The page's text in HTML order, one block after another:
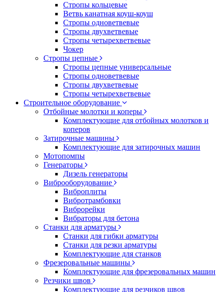
Стропы кольцевые
Ветвь канатная коуш-коуш
Стропы одноветвевые
Стропы двухветвевые
Стропы четырехветвевые
Чокер
Стропы цепные
Стропы цепные универсальные
Стропы одноветвевые
Стропы двухветвевые
Стропы четырехветвевые
Строительное оборудование
Отбойные молотки и коперы
Комплектующие для отбойных молотков и
коперов
Затирочные машины
Комплектующие для затирочных машин
Мотопомпы
Генераторы
Дизель генераторы
Виброоборудование
Виброплиты
Вибротрамбовки
Виброрейки
Вибраторы для бетона
Станки для арматуры
Станки для гибки арматуры
Станки для резки арматуры
Комплектующие для станков
Фрезеровальные машины
Комплектующие для фрезеровальных машин
Резчики швов
Комплектующие для резчиков швов